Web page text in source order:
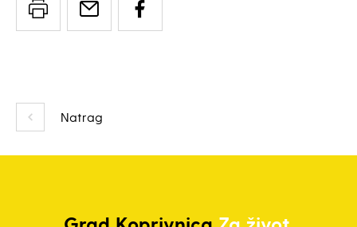
Natrag